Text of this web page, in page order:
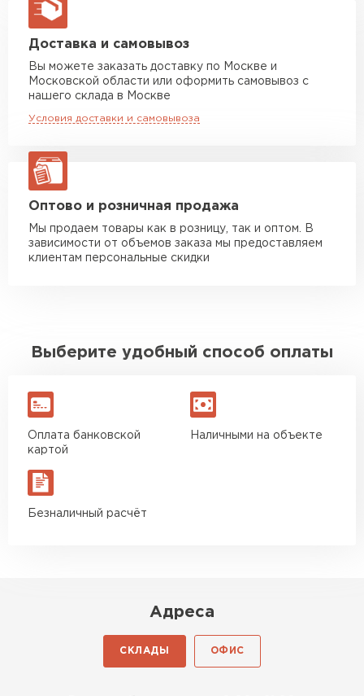
макс. длина груза 13,5 м
Манипулятор до 5 тн
Манипулятор до 10 тн
макс. длина груза 8 м
макс. длина груза 13,5 м
ЗАКАЗАТЬ С ДОСТАВКОЙ
Доставка и самовывоз
Вы можете заказать доставку по Москве и
Московской области или оформить самовывоз с
нашего склада в Москве
Условия доставки и самовывоза
Оптово и розничная продажа
Мы продаем товары как в розницу, так и оптом. В
зависимости от объемов заказа мы предоставляем
клиентам персональные скидки
Выберите удобный способ оплаты
Оплата банковской
картой
Наличными на объекте
Безналичный расчёт
Адреса
СКЛАДЫ ОФИС